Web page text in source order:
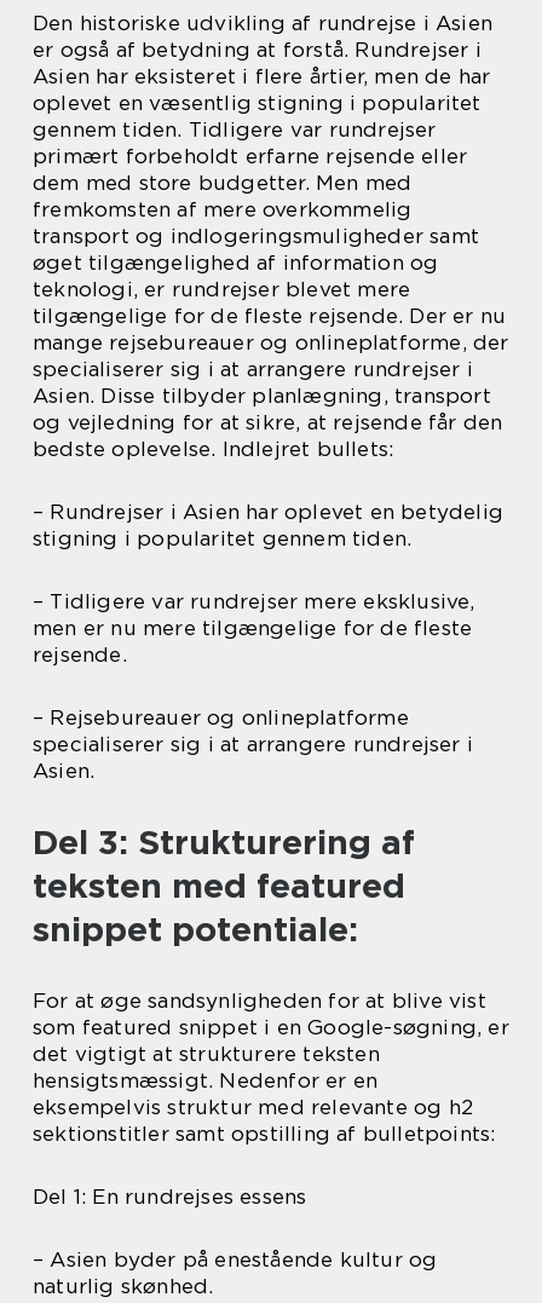
Den historiske udvikling af rundrejse i Asien
er også af betydning at forstå. Rundrejser i
Asien har eksisteret i flere årtier, men de har
oplevet en væsentlig stigning i popularitet
gennem tiden. Tidligere var rundrejser
primært forbeholdt erfarne rejsende eller
dem med store budgetter. Men med
fremkomsten af mere overkommelig
transport og indlogeringsmuligheder samt
øget tilgængelighed af information og
teknologi, er rundrejser blevet mere
tilgængelige for de fleste rejsende. Der er nu
mange rejsebureauer og onlineplatforme, der
specialiserer sig i at arrangere rundrejser i
Asien. Disse tilbyder planlægning, transport
og vejledning for at sikre, at rejsende får den
bedste oplevelse. Indlejret bullets:
– Rundrejser i Asien har oplevet en betydelig
stigning i popularitet gennem tiden.
– Tidligere var rundrejser mere eksklusive,
men er nu mere tilgængelige for de fleste
rejsende.
– Rejsebureauer og onlineplatforme
specialiserer sig i at arrangere rundrejser i
Asien.
Del 3: Strukturering af
teksten med featured
snippet potentiale:
For at øge sandsynligheden for at blive vist
som featured snippet i en Google-søgning, er
det vigtigt at strukturere teksten
hensigtsmæssigt. Nedenfor er en
eksempelvis struktur med relevante og h2
sektionstitler samt opstilling af bulletpoints:
Del 1: En rundrejses essens
– Asien byder på enestående kultur og
naturlig skønhed.